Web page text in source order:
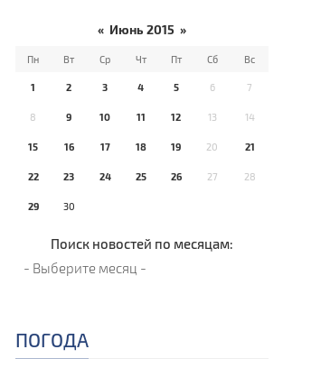
« Июнь 2015 »
Пн Вт Ср Чт Пт Сб Вс
1 2 3 4 5 6 7
8 9 10 11 12 13 14
15 16 17 18 19 20 21
22 23 24 25 26 27 28
29 30
Поиск новостей по месяцам:
ПОГОДА